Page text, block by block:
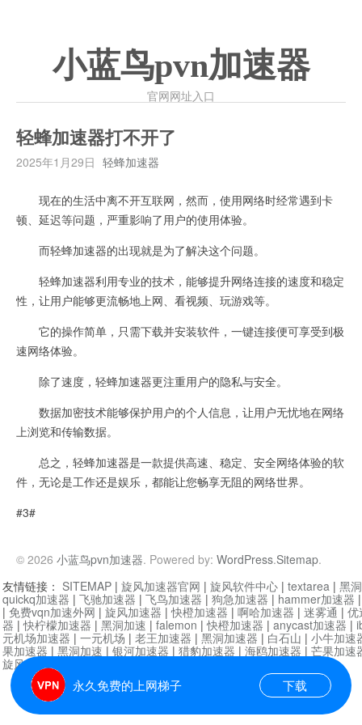
小蓝鸟pvn加速器
官网网址入口
轻蜂加速器打不开了
2025年1月29日 轻蜂加速器
现在的生活中离不开互联网，然而，使用网络时经常遇到卡
顿、延迟等问题，严重影响了用户的使用体验。
而轻蜂加速器的出现就是为了解决这个问题。
轻蜂加速器利用专业的技术，能够提升网络连接的速度和稳定
性，让用户能够更流畅地上网、看视频、玩游戏等。
它的操作简单，只需下载并安装软件，一键连接便可享受到极
速网络体验。
除了速度，轻蜂加速器更注重用户的隐私与安全。
数据加密技术能够保护用户的个人信息，让用户无忧地在网络
上浏览和传输数据。
总之，轻蜂加速器是一款提供高速、稳定、安全网络体验的软
件，无论是工作还是娱乐，都能让您畅享无阻的网络世界。
#3#
© 2026 小蓝鸟pvn加速器. Powered by: WordPress.Sitemap.
永久免费的上网梯子 下载
友情链接： SITEMAP | 旋风加速器官网 | 旋风软件中心 | textarea | 黑
quickq加速器 | 飞驰加速器 | 飞鸟加速器 | 狗急加速器 | hammer加速器
| 免费vqn加速外网 | 旋风加速器 |快橙加速器 | 啊哈加速器 | 迷雾通 | 优
器 |快柠檬加速器 | 黑洞加速 | falemon |快橙加速器 | anycast加速器 |
元机场加速器 | 一元机场 | 老王加速器 | 黑洞加速器 | 白石山 | 小牛加速
果加速器 | 黑洞加速 | 银河加速器 | 猎豹加速器 | 海鸥加速器 | 芒果加速
旋风加速器度器